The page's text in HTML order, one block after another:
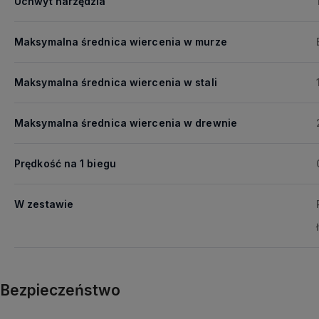
Maksymalna średnica wiercenia w murze
Maksymalna średnica wiercenia w stali
Maksymalna średnica wiercenia w drewnie
Prędkość na 1 biegu
W zestawie
Bezpieczeństwo